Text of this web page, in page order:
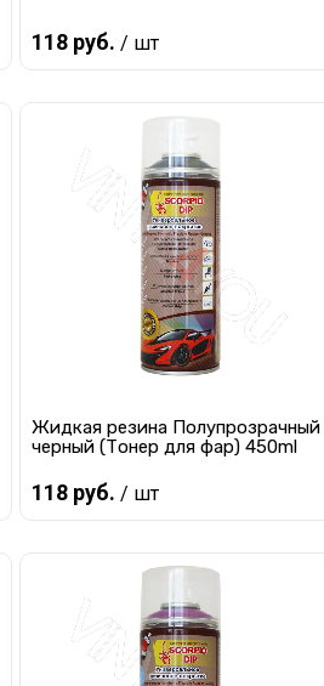
118 руб. / шт
Предзаказ
Купить в 1 клик
В избранное
Жидкая резина Полупрозрачный
черный (Тонер для фар) 450ml
118 руб. / шт
Предзаказ
Купить в 1 клик
В избранное